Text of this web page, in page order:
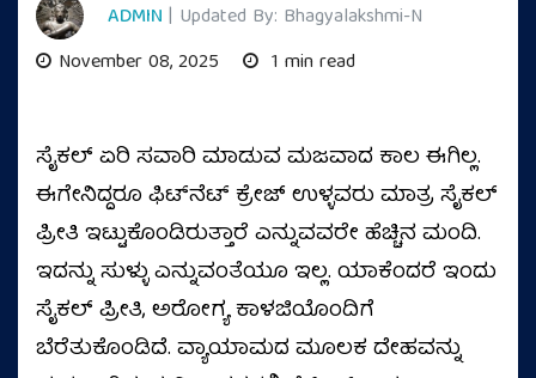
ADMIN | Updated By: Bhagyalakshmi-N
November 08, 2025
1 min read
ಸೈಕಲ್‌ ಏರಿ ಸವಾರಿ ಮಾಡುವ ಮಜವಾದ ಕಾಲ ಈಗಿಲ್ಲ.
ಈಗೇನಿದ್ದರೂ ಫಿಟ್‌ನೆಟ್‌ ಕ್ರೇಜ್‌ ಉಳ್ಳವರು ಮಾತ್ರ ಸೈಕಲ್‌
ಪ್ರೀತಿ ಇಟ್ಟುಕೊಂಡಿರುತ್ತಾರೆ ಎನ್ನುವವರೇ ಹೆಚ್ಚಿನ ಮಂದಿ.
ಇದನ್ನು ಸುಳ್ಳು ಎನ್ನುವಂತೆಯೂ ಇಲ್ಲ. ಯಾಕೆಂದರೆ ಇಂದು
ಸೈಕಲ್‌ ಪ್ರೀತಿ, ಅರೋಗ್ಯ ಕಾಳಜಿಯೊಂದಿಗೆ
ಬೆರೆತುಕೊಂಡಿದೆ. ವ್ಯಾಯಾಮದ ಮೂಲಕ ದೇಹವನ್ನು